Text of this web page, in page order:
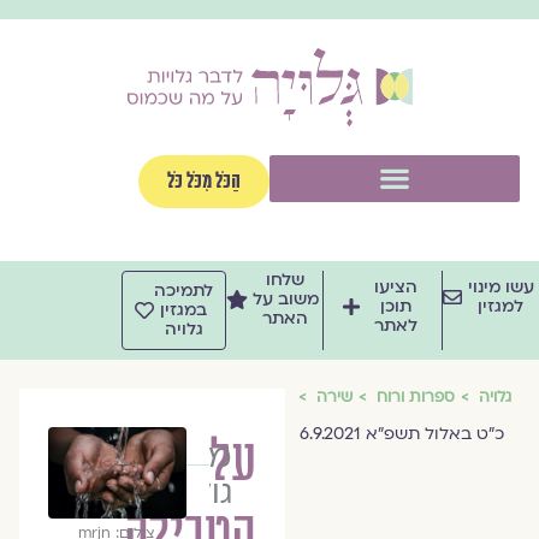
הַכֹּל מִכֹּל כֹּל
מינוי
למגזין
הציעו
תוכן
לאתר
שלחו
משוב על
האתר
לתמיכה
במגזין
גלויה
גלויה ספרות ורוח שירה
כ"ט באלול תשפ"א 6.9.2021
על
מרים
גולן
צילום: mrjn